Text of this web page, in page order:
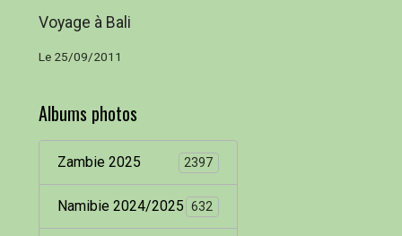
Voyage à Bali
Le 25/09/2011
Albums photos
Zambie 2025 2397
Namibie 2024/2025 632